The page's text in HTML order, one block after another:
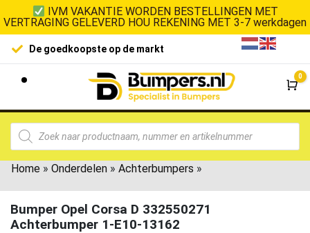
IVM VAKANTIE WORDEN BESTELLINGEN MET
VERTRAGING GELEVERD HOU REKENING MET 3-7 werkdagen
De goedkoopste op de markt
0
Home » Onderdelen » Achterbumpers »
Bumper Opel Corsa D 332550271
Achterbumper 1-E10-13162